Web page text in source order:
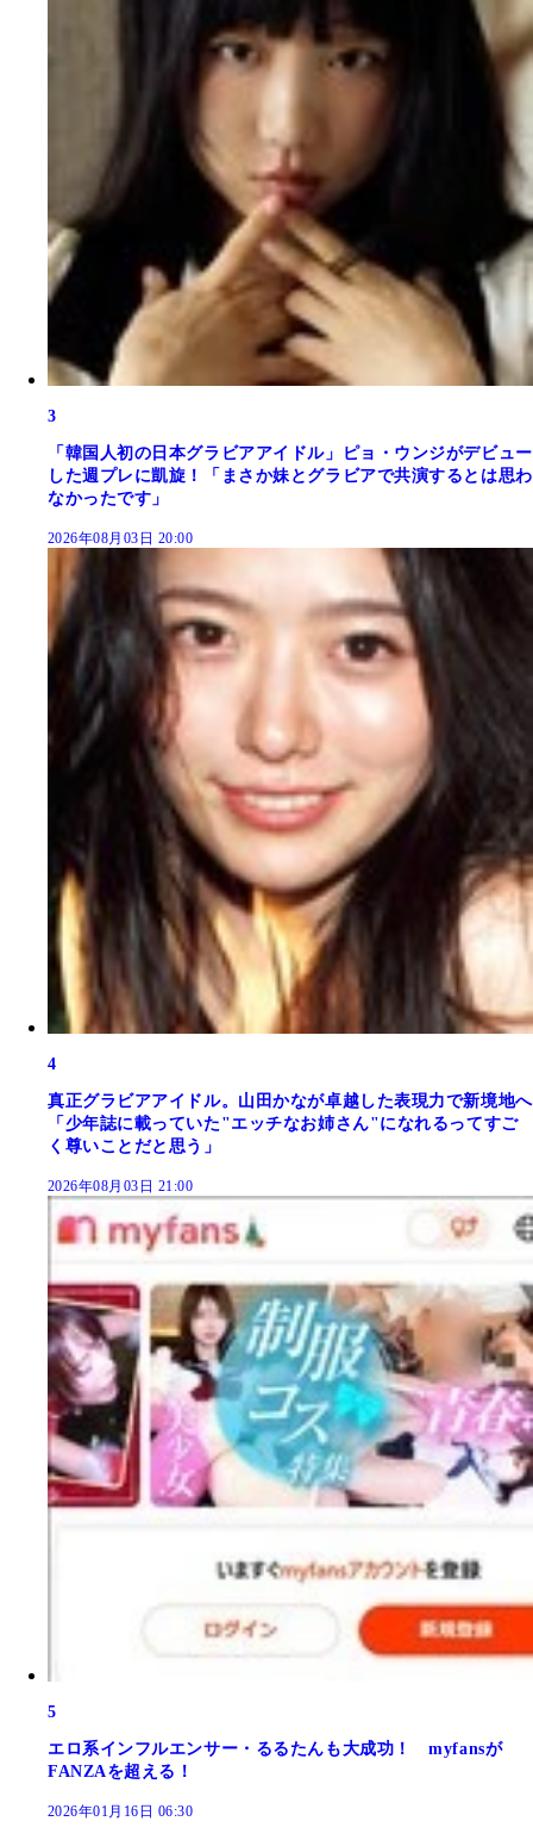
3
「韓国人初の日本グラビアアイドル」ピョ・ウンジがデビュー
した週プレに凱旋！「まさか妹とグラビアで共演するとは思わ
なかったです」
2026年08月03日 20:00
4
真正グラビアアイドル。山田かなが卓越した表現力で新境地へ
「少年誌に載っていた"エッチなお姉さん"になれるってすご
く尊いことだと思う」
2026年08月03日 21:00
5
エロ系インフルエンサー・るるたんも大成功！ myfansが
FANZAを超える！
2026年01月16日 06:30